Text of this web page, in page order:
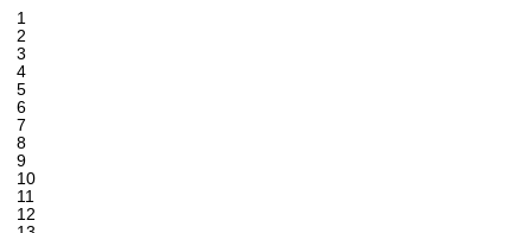
1
2
3
4
5
6
7
8
9
10
11
12